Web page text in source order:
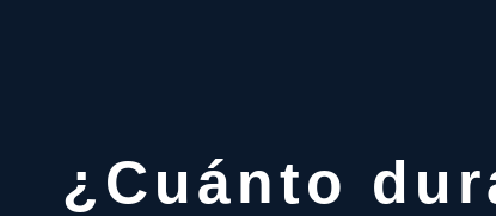
¿Cuánto